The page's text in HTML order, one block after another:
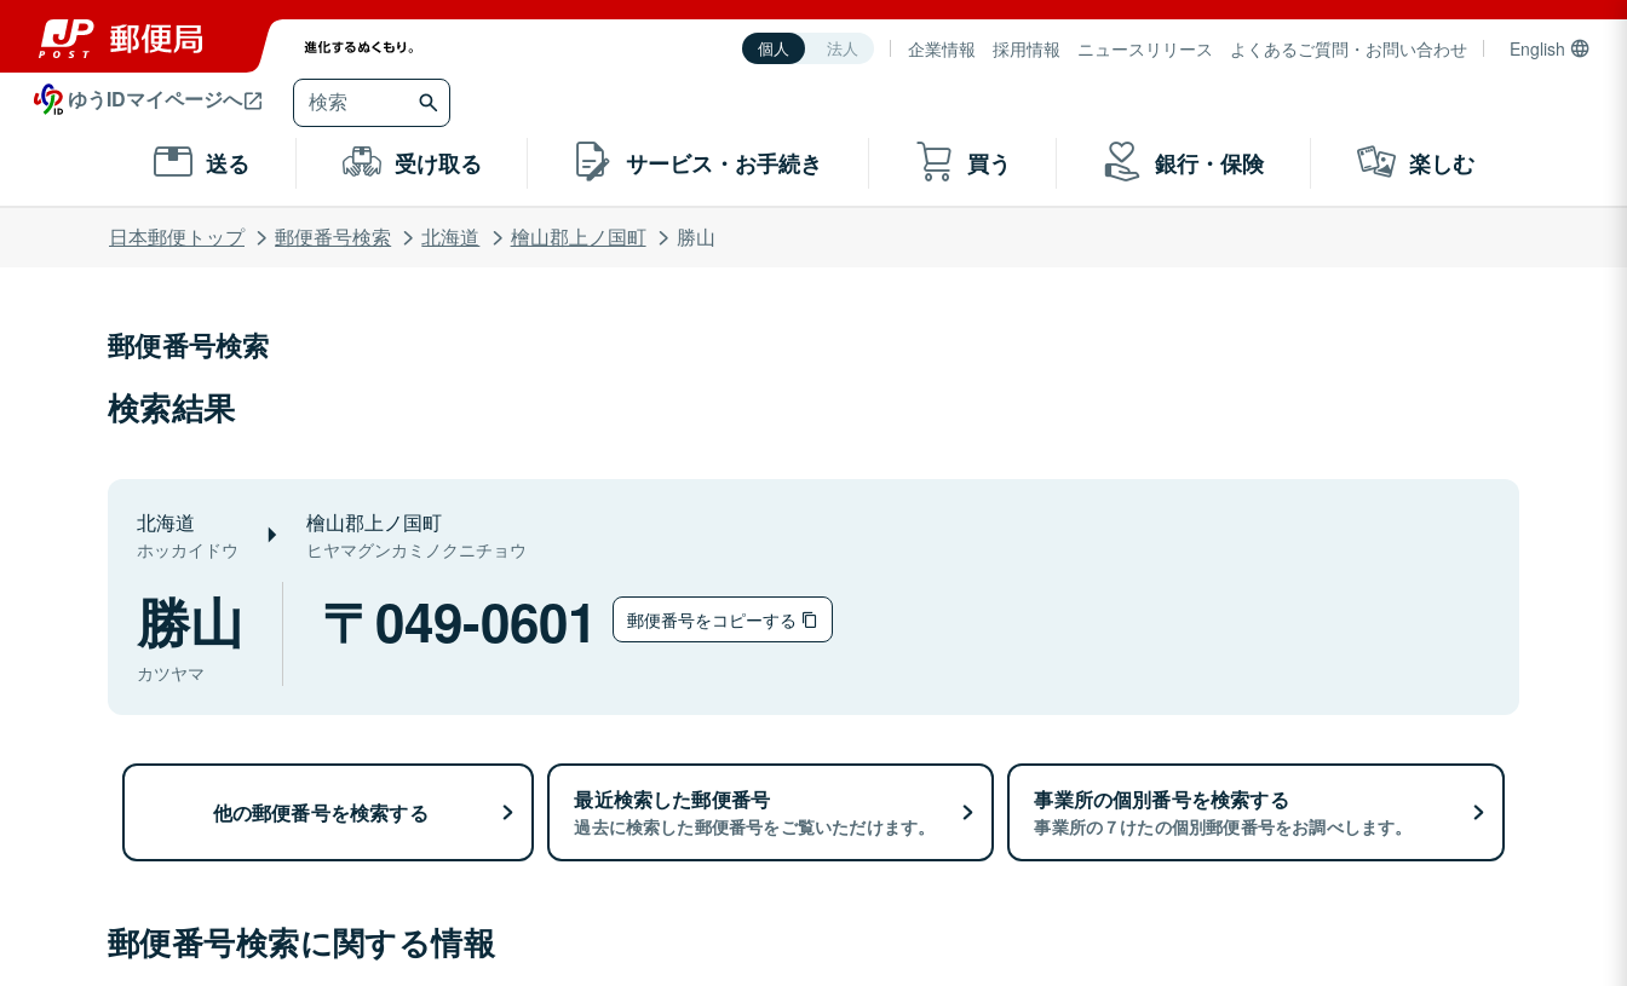
個人 法人 企業情報 採用情報 ニュースリリース よくあるご質問・お問い合わせ English
ゆうIDマイページへ
送る 受け取る サービス・お手続き 買う 銀行・保険 楽しむ
日本郵便トップ 郵便番号検索 北海道 檜山郡上ノ国町 勝山
郵便番号検索
検索結果
北海道
ホッカイドウ
檜山郡上ノ国町
ヒヤマグンカミノクニチョウ
勝山
カツヤマ
049-0601 郵便番号をコピーする
他の郵便番号を検索する 最近検索した郵便番号
過去に検索した郵便番号をご覧いただけます。
事業所の個別番号を検索する
事業所の７けたの個別郵便番号をお調べします。
郵便番号検索に関する情報